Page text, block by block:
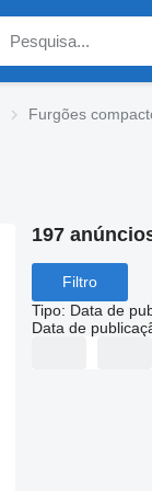
Furgões
197
Filtro
Tipo: Data de
Data de